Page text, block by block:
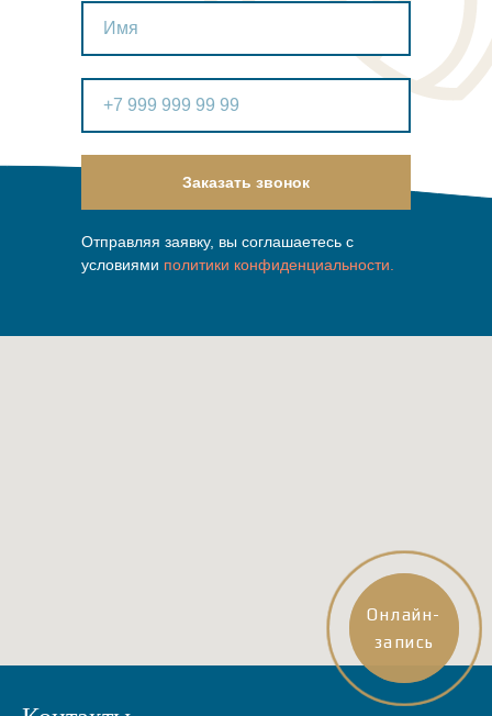
Имя
+7 999 999 99 99
Заказать звонок
Отправляя заявку, вы соглашаетесь с
условиями политики конфиденциальности.
Онлайн-
запись
Онлайн-
запись